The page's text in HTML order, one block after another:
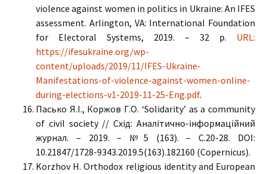
violence against women in politics in Ukraine: An IFES
assessment. Arlington, VA: International Foundation
for Electoral Systems, 2019. – 32 p. URL:
https://ifesukraine.org/wp-
content/uploads/2019/11/IFES-Ukraine-
Manifestations-of-violence-against-women-online-
during-elections-v1-2019-11-25-Eng.pdf.
Пасько Я.І., Коржов Г.О. ‘Solidarity’ as a community
of civil society // Схід: Аналітично-інформаційний
журнал. – 2019. – №5 (163). – С.20-28. DOI:
10.21847/1728-9343.2019.5(163).182160 (Copernicus).
Korzhov H. Orthodox religious identity and European